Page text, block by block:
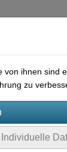
von ihnen
zu
Individuelle